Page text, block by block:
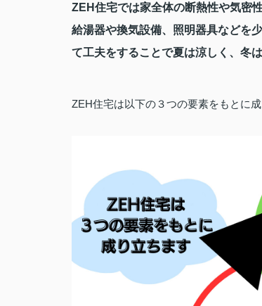
ZEH住宅では家全体の断熱性や気密
給湯器や換気設備、照明器具などを
て工夫をすることで夏は涼しく、冬
ZEH住宅は以下の３つの要素をもとに成